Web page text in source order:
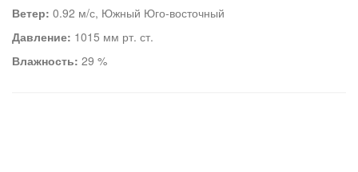
Ветер: 0.92 м/с, Южный Юго-восточный
Давление: 1015 мм рт. ст.
Влажность: 29 %